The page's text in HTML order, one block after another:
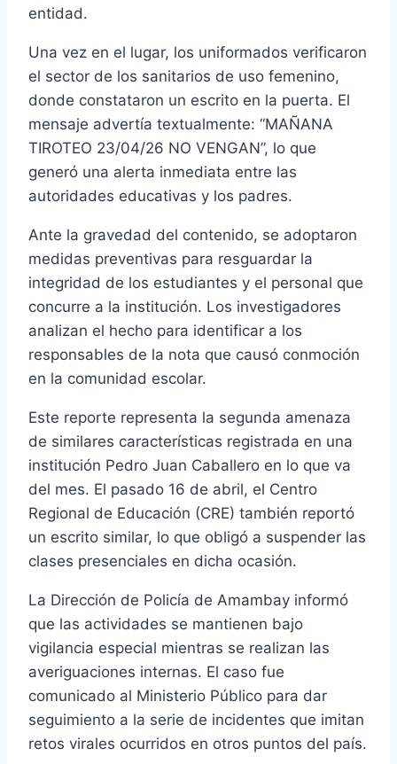
entidad.
Una vez en el lugar, los uniformados verificaron
el sector de los sanitarios de uso femenino,
donde constataron un escrito en la puerta. El
mensaje advertía textualmente: “MAÑANA
TIROTEO 23/04/26 NO VENGAN”, lo que
generó una alerta inmediata entre las
autoridades educativas y los padres.
Ante la gravedad del contenido, se adoptaron
medidas preventivas para resguardar la
integridad de los estudiantes y el personal que
concurre a la institución. Los investigadores
analizan el hecho para identificar a los
responsables de la nota que causó conmoción
en la comunidad escolar.
Este reporte representa la segunda amenaza
de similares características registrada en una
institución Pedro Juan Caballero en lo que va
del mes. El pasado 16 de abril, el Centro
Regional de Educación (CRE) también reportó
un escrito similar, lo que obligó a suspender las
clases presenciales en dicha ocasión.
La Dirección de Policía de Amambay informó
que las actividades se mantienen bajo
vigilancia especial mientras se realizan las
averiguaciones internas. El caso fue
comunicado al Ministerio Público para dar
seguimiento a la serie de incidentes que imitan
retos virales ocurridos en otros puntos del país.